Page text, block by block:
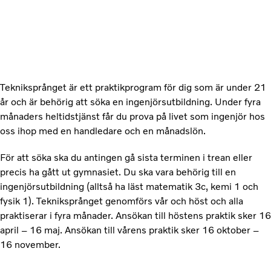
Tekniksprånget är ett praktikprogram för dig som är under 21
år och är behörig att söka en ingenjörsutbildning. Under fyra
månaders heltidstjänst får du prova på livet som ingenjör hos
oss ihop med en handledare och en månadslön.
För att söka ska du antingen gå sista terminen i trean eller
precis ha gått ut gymnasiet. Du ska vara behörig till en
ingenjörsutbildning (alltså ha läst matematik 3c, kemi 1 och
fysik 1). Tekniksprånget genomförs vår och höst och alla
praktiserar i fyra månader. Ansökan till höstens praktik sker 16
april – 16 maj. Ansökan till vårens praktik sker 16 oktober –
16 november.